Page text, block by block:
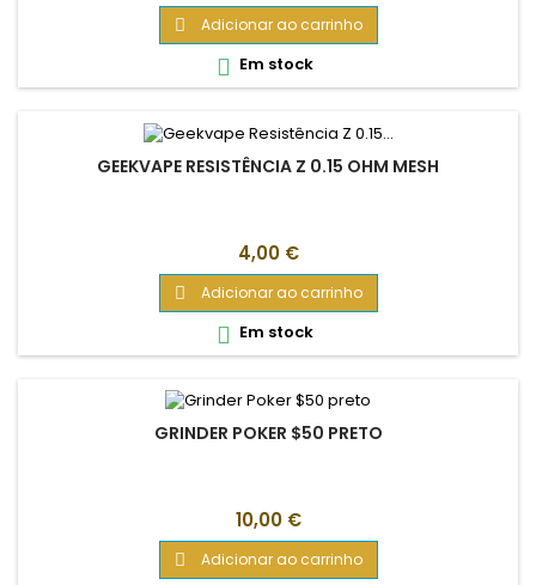
 Adicionar ao carrinho
 Em stock
GEEKVAPE RESISTÊNCIA Z 0.15 OHM MESH
Preço
4,00 €
 Adicionar ao carrinho
 Em stock
GRINDER POKER $50 PRETO
Preço
10,00 €
 Adicionar ao carrinho